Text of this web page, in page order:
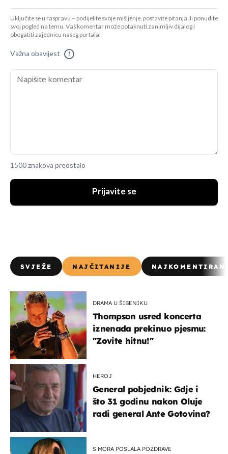
Uključite se u raspravu – podijelite svoje mišljenje, postavite pitanja ili ponudite
svoj pogled na temu. Vaš komentar može potaknuti zanimljiv dijalog i
obogatiti zajednicu našeg portala.
Važna obavijest !
1500 znakova preostalo
Prijavite se
SVJEŽE NAJČITANIJE
DRAMA U ŠIBENIKU
Thompson usred koncerta
iznenada prekinuo pjesmu:
"Zovite hitnu!"
HEROJ
General pobjednik: Gdje i
što 31 godinu nakon Oluje
radi general Ante Gotovina?
S MORA POSLALA POZDRAVE